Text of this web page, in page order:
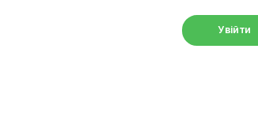
Увійти